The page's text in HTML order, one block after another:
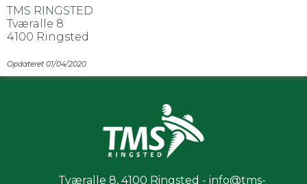
TMS RINGSTED
Tværalle 8
4100 Ringsted
Opdateret 01/04/2020
Tværalle 8, 4100 Ringsted - info@tms-